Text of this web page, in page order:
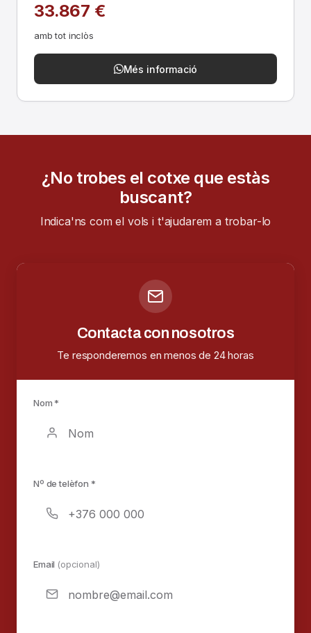
33.867 €
amb tot inclòs
Més informació
¿No trobes el cotxe que estàs
buscant?
Indica'ns com el vols i t'ajudarem a trobar-lo
Contacta con nosotros
Te responderemos en menos de 24 horas
Nom *
Nº de telèfon *
Email (opcional)